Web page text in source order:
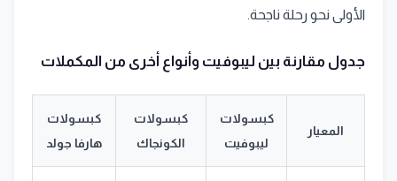
الأولى نحو رحلة ناجحة.
جدول مقارنة بين ليبوفيت وأنواع أخرى من المكملات
المعيار
كبسولات
ليبوفيت
كبسولات
الكونجاك
كبسولات
هارفا جولد